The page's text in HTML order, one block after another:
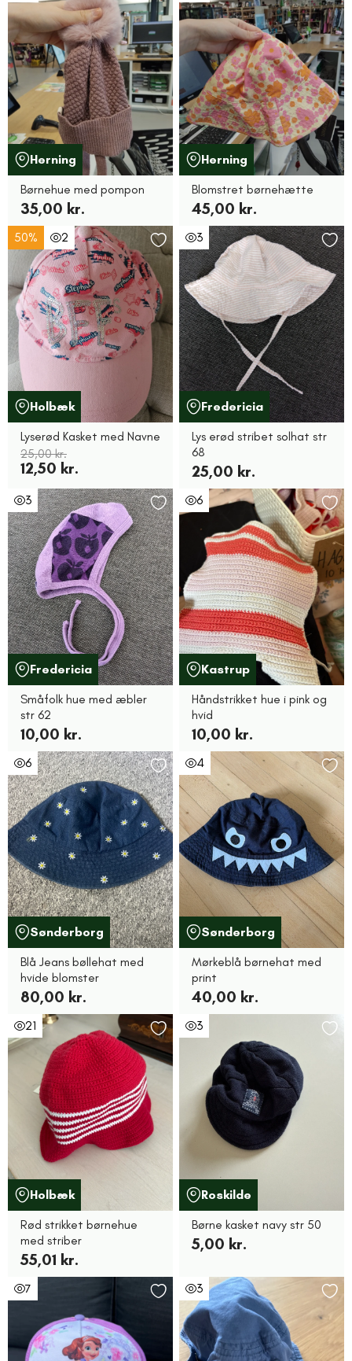
Herning
Børnehue med pompon
35,00 kr.
Herning
Blomstret børnehætte
45,00 kr.
50% 2
Holbæk
Lyserød Kasket med Navne
25,00 kr.
12,50 kr.
3
Fredericia
Lys erød stribet solhat str
68
25,00 kr.
3
Fredericia
Småfolk hue med æbler
str 62
10,00 kr.
6
Kastrup
Håndstrikket hue i pink og
hvid
10,00 kr.
6
Sønderborg
Blå Jeans bøllehat med
hvide blomster
80,00 kr.
4
Sønderborg
Mørkeblå børnehat med
print
40,00 kr.
21
Holbæk
Rød strikket børnehue
med striber
55,01 kr.
3
Roskilde
Børne kasket navy str 50
5,00 kr.
7 3